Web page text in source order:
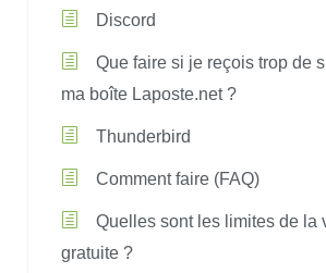
Discord
Que faire si je reçois trop de
ma boîte Laposte.net ?
Thunderbird
Comment faire (FAQ)
Quelles sont les limites de la
gratuite ?